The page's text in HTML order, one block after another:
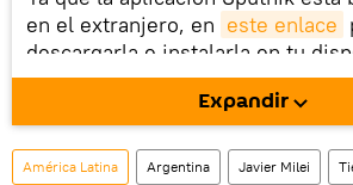
en el extranjero, en este enlace
descargarla e instalarla en tu
móvil (¡solo para Android!).
También tenemos una cuenta en
social rusa VK .
Expandir
América Latina Argentina Javier Milei